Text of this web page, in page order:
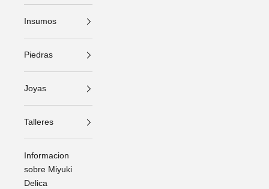
Insumos
Piedras
Joyas
Talleres
Informacion
sobre Miyuki
Delica